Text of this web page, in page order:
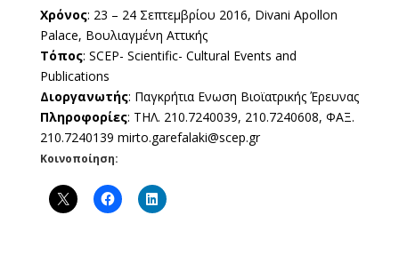
Χρόνος: 23 – 24 Σεπτεμβρίου 2016, Divani Apollon
Palace, Βουλιαγμένη Αττικής
Τόπος: SCEP- Scientific- Cultural Events and
Publications
Διοργανωτής: Παγκρήτια Ενωση Βιοϊατρικής Έρευνας
Πληροφορίες: ΤΗΛ. 210.7240039, 210.7240608, ΦΑΞ.
210.7240139 mirto.garefalaki@scep.gr
Κοινοποίηση: